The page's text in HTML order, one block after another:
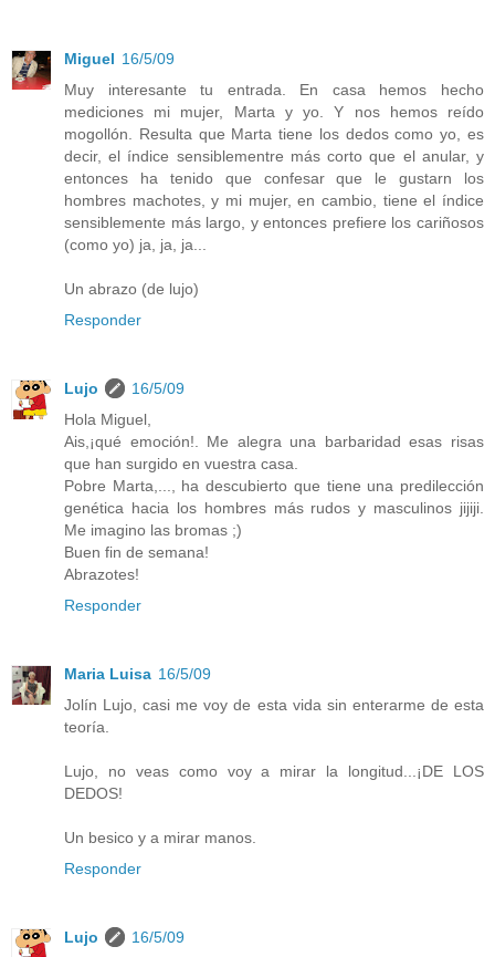
Miguel 16/5/09
Muy interesante tu entrada. En casa hemos hecho
mediciones mi mujer, Marta y yo. Y nos hemos reído
mogollón. Resulta que Marta tiene los dedos como yo, es
decir, el índice sensiblementre más corto que el anular, y
entonces ha tenido que confesar que le gustarn los
hombres machotes, y mi mujer, en cambio, tiene el índice
sensiblemente más largo, y entonces prefiere los cariñosos
(como yo) ja, ja, ja...
Un abrazo (de lujo)
Responder
Lujo
16/5/09
Hola Miguel,
Ais,¡qué emoción!. Me alegra una barbaridad esas risas
que han surgido en vuestra casa.
Pobre Marta,..., ha descubierto que tiene una predilección
genética hacia los hombres más rudos y masculinos jijiji.
Me imagino las bromas ;)
Buen fin de semana!
Abrazotes!
Responder
Maria Luisa 16/5/09
Jolín Lujo, casi me voy de esta vida sin enterarme de esta
teoría.
Lujo, no veas como voy a mirar la longitud...¡DE LOS
DEDOS!
Un besico y a mirar manos.
Responder
Lujo
16/5/09